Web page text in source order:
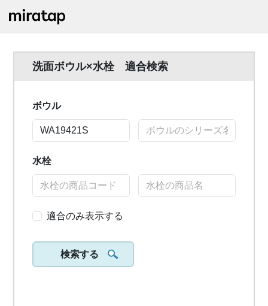
洗面ボウル×水栓 適合検索
ボウル
水栓
適合のみ表示する
検索する